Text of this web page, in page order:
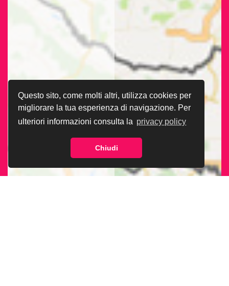
Questo sito, come molti altri, utilizza cookies per
migliorare la tua esperienza di navigazione. Per
ulteriori informazioni consulta la privacy policy
Chiudi